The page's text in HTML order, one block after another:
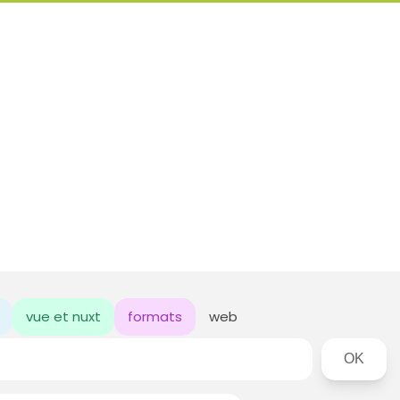
vue et nuxt formats web
Rechercher